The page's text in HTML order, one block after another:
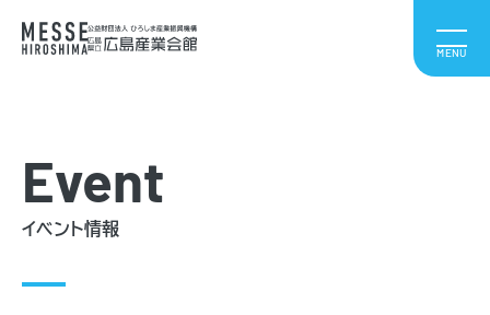
Event
イベント情報